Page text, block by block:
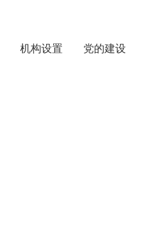
机构设置 党的建设